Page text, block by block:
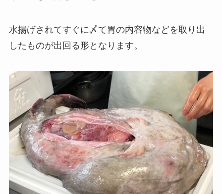
水揚げされてすぐに〆て胃の内容物などを取り出
したものが出回る形となります。